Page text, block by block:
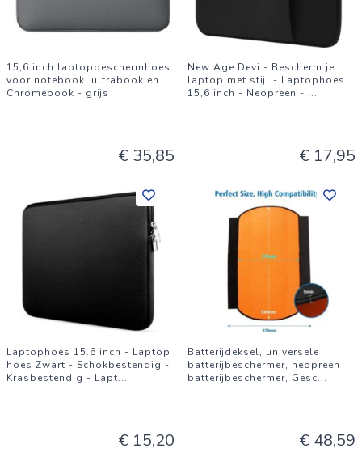
15,6 inch laptopbeschermhoes
voor notebook, ultrabook en
Chromebook - grijs
€ 35,85
New Age Devi - Bescherm je
laptop met stijl - Laptophoes
15,6 inch - Neopreen - ...
€ 17,95
Laptophoes 15.6 inch - Laptop
hoes Zwart - Schokbestendig -
Krasbestendig - Lapt...
€ 15,20
Batterijdeksel, universele
batterijbeschermer, neopreen
batterijbeschermer, Gesc...
€ 48,59